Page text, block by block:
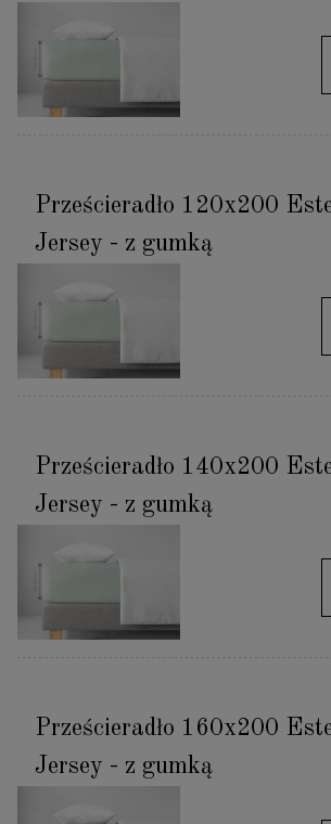
Prześcieradło 120x200
Jersey - z gumką
Prześcieradło 140x200
Jersey - z gumką
Prześcieradło 160x200
Jersey - z gumką